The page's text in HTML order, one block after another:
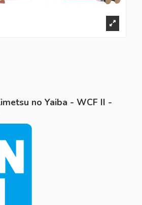
no Yaiba - WCF II -